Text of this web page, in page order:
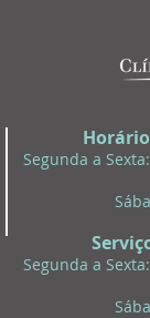
Segunda a
Segunda a